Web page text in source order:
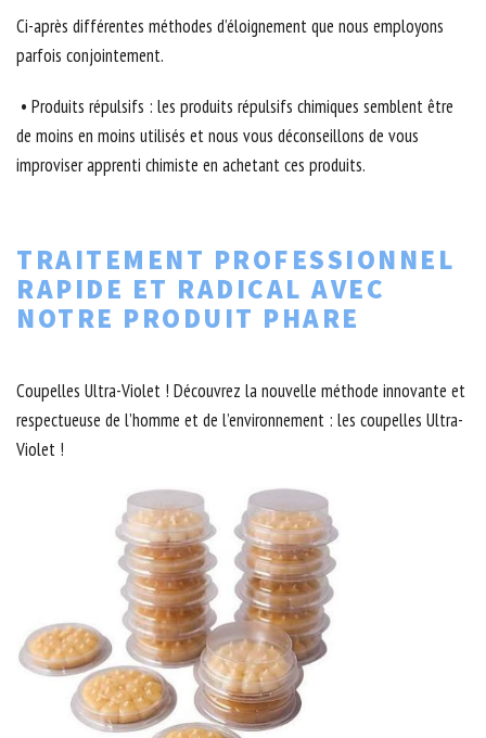
Ci-après différentes méthodes d’éloignement que nous employons
parfois conjointement.
• Produits répulsifs : les produits répulsifs chimiques semblent être
de moins en moins utilisés et nous vous déconseillons de vous
improviser apprenti chimiste en achetant ces produits.
TRAITEMENT PROFESSIONNEL
RAPIDE ET RADICAL AVEC
NOTRE PRODUIT PHARE
Coupelles Ultra-Violet ! Découvrez la nouvelle méthode innovante et
respectueuse de l’homme et de l’environnement : les coupelles Ultra-
Violet !